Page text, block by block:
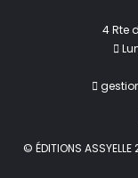
4 Rte
© ÉDITIONS